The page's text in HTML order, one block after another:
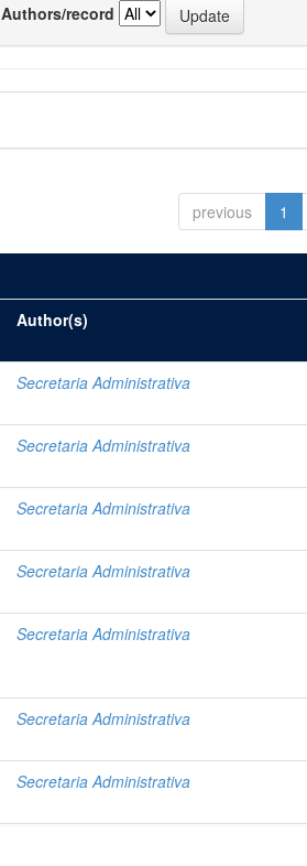
Authors/record
previous 1
Author(s)
Secretaria Administrativa
Secretaria Administrativa
Secretaria Administrativa
Secretaria Administrativa
Secretaria Administrativa
Secretaria Administrativa
Secretaria Administrativa